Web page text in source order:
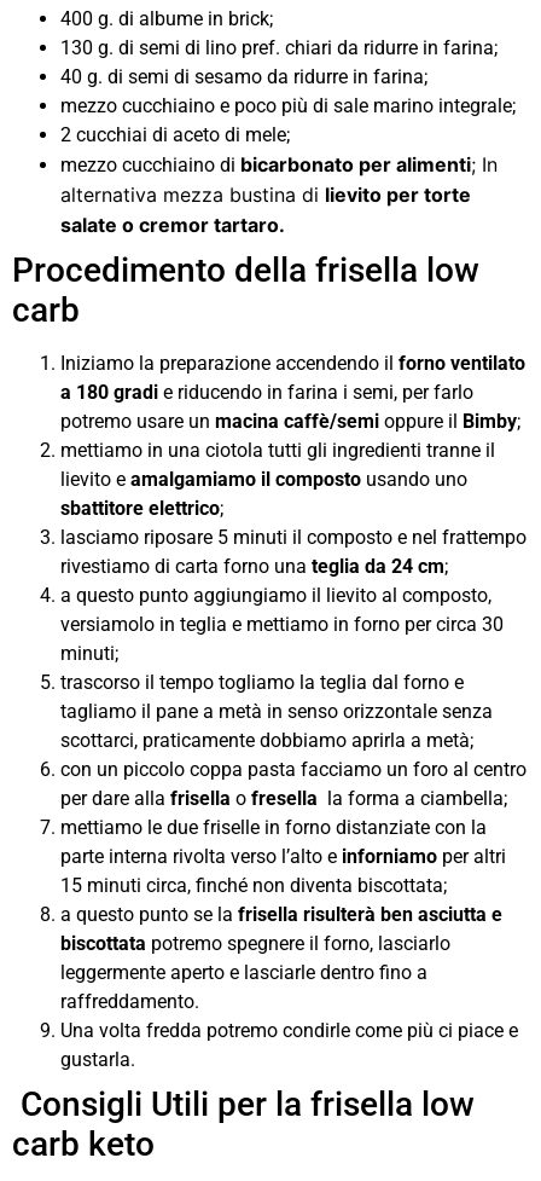
400 g. di albume in brick;
130 g. di semi di lino pref. chiari da ridurre in farina;
40 g. di semi di sesamo da ridurre in farina;
mezzo cucchiaino e poco più di sale marino integrale;
2 cucchiai di aceto di mele;
mezzo cucchiaino di bicarbonato per alimenti; In
alternativa mezza bustina di lievito per torte
salate o cremor tartaro.
Procedimento della frisella low
carb
Iniziamo la preparazione accendendo il forno ventilato
a 180 gradi e riducendo in farina i semi, per farlo
potremo usare un macina caffè/semi oppure il Bimby;
mettiamo in una ciotola tutti gli ingredienti tranne il
lievito e amalgamiamo il composto usando uno
sbattitore elettrico;
lasciamo riposare 5 minuti il composto e nel frattempo
rivestiamo di carta forno una teglia da 24 cm;
a questo punto aggiungiamo il lievito al composto,
versiamolo in teglia e mettiamo in forno per circa 30
minuti;
trascorso il tempo togliamo la teglia dal forno e
tagliamo il pane a metà in senso orizzontale senza
scottarci, praticamente dobbiamo aprirla a metà;
con un piccolo coppa pasta facciamo un foro al centro
per dare alla frisella o fresella la forma a ciambella;
mettiamo le due friselle in forno distanziate con la
parte interna rivolta verso l’alto e inforniamo per altri
15 minuti circa, finché non diventa biscottata;
a questo punto se la frisella risulterà ben asciutta e
biscottata potremo spegnere il forno, lasciarlo
leggermente aperto e lasciarle dentro fino a
raffreddamento.
Una volta fredda potremo condirle come più ci piace e
gustarla.
Consigli Utili per la frisella low
carb keto